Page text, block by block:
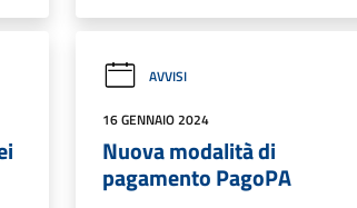
AVVISI
16 GENNAIO 2024
Nuova modalità di
pagamento PagoPA